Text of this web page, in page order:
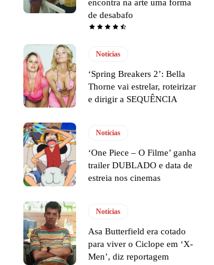
encontra na arte uma forma
de desabafo
Notícias
‘Spring Breakers 2’: Bella
Thorne vai estrelar, roteirizar
e dirigir a SEQUÊNCIA
Notícias
‘One Piece – O Filme’ ganha
trailer DUBLADO e data de
estreia nos cinemas
Notícias
Asa Butterfield era cotado
para viver o Ciclope em ‘X-
Men’, diz reportagem